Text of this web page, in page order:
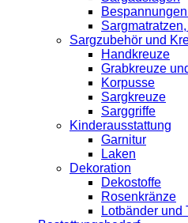
Sargzubehör und
Handkreuze
Grabkreuze
Korpusse
Sargkreuze
Sarggriffe
Kinderausstattung
Garnitur
Laken
Dekoration
Dekostoffe
Rosenkränze
Lotbänder und